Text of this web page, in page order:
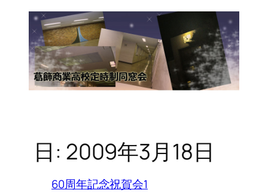
日: 2009年3月18日
60周年記念祝賀会1